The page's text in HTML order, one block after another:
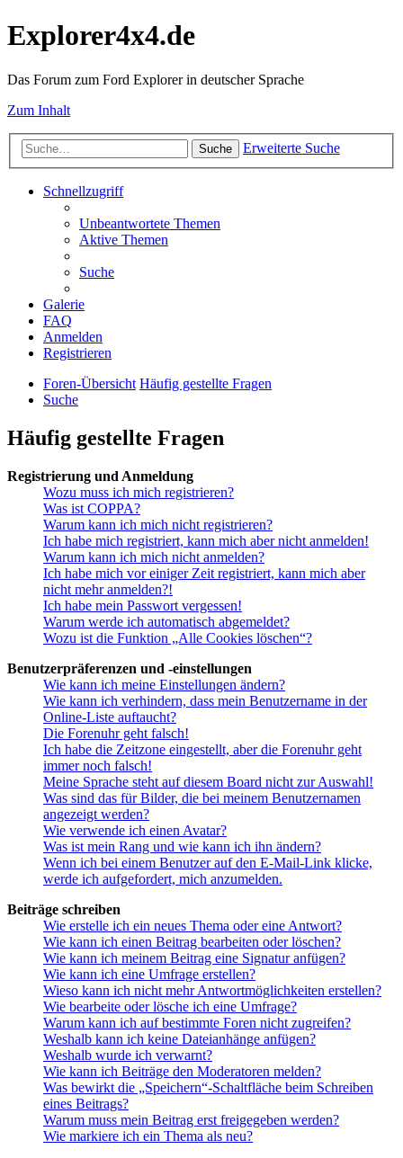
Explorer4x4.de
Das Forum zum Ford Explorer in deutscher Sprache
Zum Inhalt
Suche Erweiterte Suche
Schnellzugriff
Unbeantwortete Themen
Aktive Themen
Suche
Galerie
FAQ
Anmelden
Registrieren
Foren-Übersicht Häufig gestellte Fragen
Suche
Häufig gestellte Fragen
Registrierung und Anmeldung
Wozu muss ich mich registrieren?
Was ist COPPA?
Warum kann ich mich nicht registrieren?
Ich habe mich registriert, kann mich aber nicht anmelden!
Warum kann ich mich nicht anmelden?
Ich habe mich vor einiger Zeit registriert, kann mich aber
nicht mehr anmelden?!
Ich habe mein Passwort vergessen!
Warum werde ich automatisch abgemeldet?
Wozu ist die Funktion „Alle Cookies löschen“?
Benutzerpräferenzen und -einstellungen
Wie kann ich meine Einstellungen ändern?
Wie kann ich verhindern, dass mein Benutzername in der
Online-Liste auftaucht?
Die Forenuhr geht falsch!
Ich habe die Zeitzone eingestellt, aber die Forenuhr geht
immer noch falsch!
Meine Sprache steht auf diesem Board nicht zur Auswahl!
Was sind das für Bilder, die bei meinem Benutzernamen
angezeigt werden?
Wie verwende ich einen Avatar?
Was ist mein Rang und wie kann ich ihn ändern?
Wenn ich bei einem Benutzer auf den E-Mail-Link klicke,
werde ich aufgefordert, mich anzumelden.
Beiträge schreiben
Wie erstelle ich ein neues Thema oder eine Antwort?
Wie kann ich einen Beitrag bearbeiten oder löschen?
Wie kann ich meinem Beitrag eine Signatur anfügen?
Wie kann ich eine Umfrage erstellen?
Wieso kann ich nicht mehr Antwortmöglichkeiten erstellen?
Wie bearbeite oder lösche ich eine Umfrage?
Warum kann ich auf bestimmte Foren nicht zugreifen?
Weshalb kann ich keine Dateianhänge anfügen?
Weshalb wurde ich verwarnt?
Wie kann ich Beiträge den Moderatoren melden?
Was bewirkt die „Speichern“-Schaltfläche beim Schreiben
eines Beitrags?
Warum muss mein Beitrag erst freigegeben werden?
Wie markiere ich ein Thema als neu?